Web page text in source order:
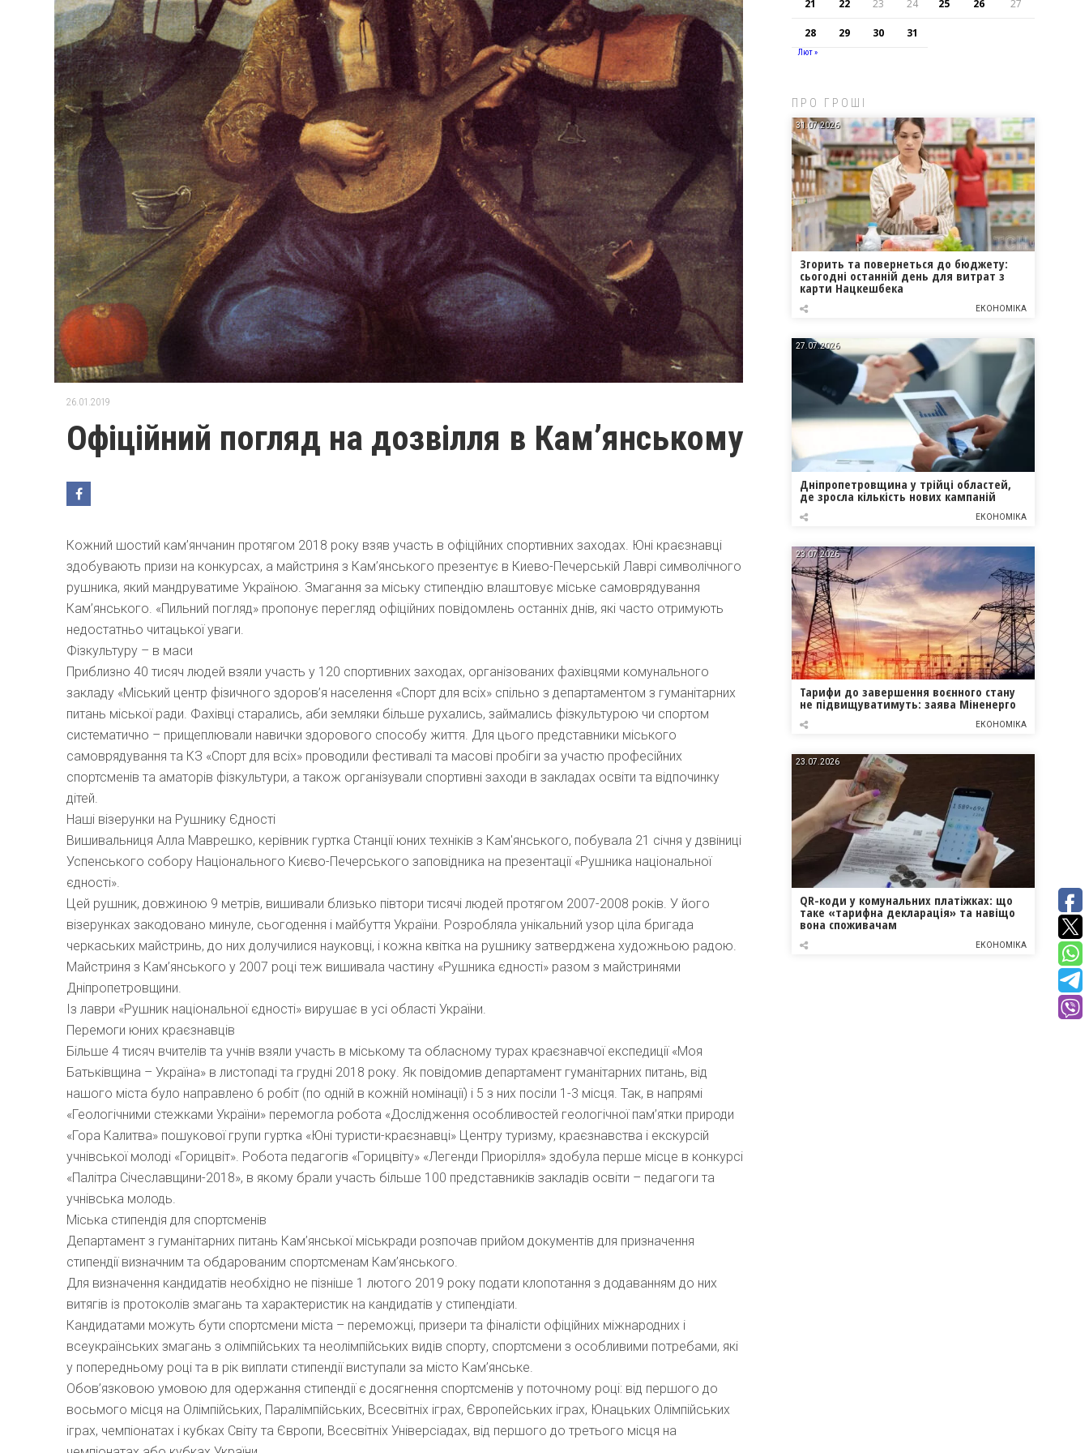
26.01.2019
Офіційний погляд на дозвілля в Кам’янському
Кожний шостий кам’янчанин протягом 2018 року взяв участь в офіційних спортивних заходах. Юні краєзнавці
здобувають призи на конкурсах, а майстриня з Кам’янського презентує в Киево-Печерській Лаврі символічного
рушника, який мандруватиме Україною. Змагання за міську стипендію влаштовує міське самоврядування
Кам’янського. «Пильний погляд» пропонує перегляд офіційних повідомлень останніх днів, які часто отримують
недостатньо читацької уваги.
Фізкультуру – в маси
Приблизно 40 тисяч людей взяли участь у 120 спортивних заходах, організованих фахівцями комунального
закладу «Міський центр фізичного здоров’я населення «Спорт для всіх» спільно з департаментом з гуманітарних
питань міської ради. Фахівці старались, аби земляки більше рухались, займались фізкультурою чи спортом
систематично – прищеплювали навички здорового способу життя. Для цього представники міського
самоврядування та КЗ «Спорт для всіх» проводили фестивалі та масові пробіги за участю професійних
спортсменів та аматорів фізкультури, а також організували спортивні заходи в закладах освіти та відпочинку
дітей.
Наші візерунки на Рушнику Єдності
Вишивальниця Алла Маврешко, керівник гуртка Станції юних техніків з Кам′янського, побувала 21 січня у дзвіниці
Успенського собору Національного Києво-Печерського заповідника на презентації «Рушника національної
єдності».
Цей рушник, довжиною 9 метрів, вишивали близько півтори тисячі людей протягом 2007-2008 років. У його
візерунках закодовано минуле, сьогодення і майбуття України. Розробляла унікальний узор ціла бригада
черкаських майстринь, до них долучилися науковці, і кожна квітка на рушнику затверджена художньою радою.
Майстриня з Кам’янського у 2007 році теж вишивала частину «Рушника єдності» разом з майстринями
Дніпропетровщини.
Із лаври «Рушник національної єдності» вирушає в усі області України.
Перемоги юних краєзнавців
Більше 4 тисяч вчителів та учнів взяли участь в міському та обласному турах краєзнавчої експедиції «Моя
Батьківщина – Україна» в листопаді та грудні 2018 року. Як повідомив департамент гуманітарних питань, від
нашого міста було направлено 6 робіт (по одній в кожній номінації) і 5 з них посіли 1-3 місця. Так, в напрямі
«Геологічними стежками України» перемогла робота «Дослідження особливостей геологічної пам’ятки природи
«Гора Калитва» пошукової групи гуртка «Юні туристи-краєзнавці» Центру туризму, краєзнавства і екскурсій
учнівської молоді «Горицвіт». Робота педагогів «Горицвіту» «Легенди Приорілля» здобула перше місце в конкурсі
«Палітра Січеславщини-2018», в якому брали участь більше 100 представників закладів освіти – педагоги та
учнівська молодь.
Міська стипендія для спортсменів
Департамент з гуманітарних питань Кам’янської міськради розпочав прийом документів для призначення
стипендії визначним та обдарованим спортсменам Кам’янського.
Для визначення кандидатів необхідно не пізніше 1 лютого 2019 року подати клопотання з додаванням до них
витягів із протоколів змагань та характеристик на кандидатів у стипендіати.
Кандидатами можуть бути спортсмени міста – переможці, призери та фіналісти офіційних міжнародних і
всеукраїнських змагань з олімпійських та неолімпійських видів спорту, спортсмени з особливими потребами, які
у попередньому році та в рік виплати стипендії виступали за місто Кам’янське.
Обов’язковою умовою для одержання стипендії є досягнення спортсменів у поточному році: від першого до
восьмого місця на Олімпійських, Паралімпійських, Всесвітніх іграх, Європейських іграх, Юнацьких Олімпійських
іграх, чемпіонатах і кубках Світу та Європи, Всесвітніх Універсіадах, від першого до третього місця на
21 22 23 24 25 26 27
28 29 30 31
Лют »
ПРО ГРОШІ
31.07.2026
Згорить та повернеться до бюджету:
сьогодні останній день для витрат з
карти Нацкешбека
ЕКОНОМІКА
27.07.2026
Дніпропетровщина у трійці областей,
де зросла кількість нових кампаній
ЕКОНОМІКА
23.07.2026
Тарифи до завершення воєнного стану
не підвищуватимуть: заява Міненерго
ЕКОНОМІКА
23.07.2026
QR-коди у комунальних платіжках: що
таке «тарифна декларація» та навіщо
вона споживачам
ЕКОНОМІКА